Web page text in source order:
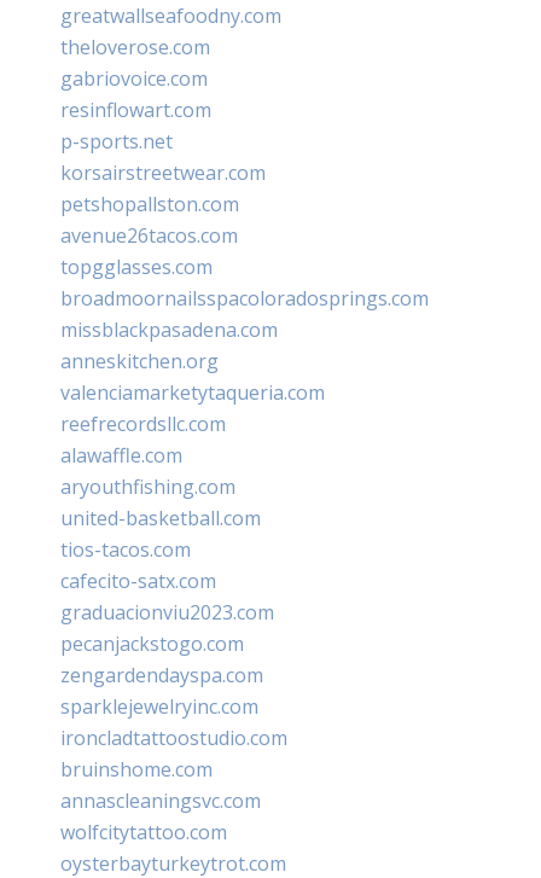
greatwallseafoodny.com
theloverose.com
gabriovoice.com
resinflowart.com
p-sports.net
korsairstreetwear.com
petshopallston.com
avenue26tacos.com
topgglasses.com
broadmoornailsspacoloradosprings.com
missblackpasadena.com
anneskitchen.org
valenciamarketytaqueria.com
reefrecordsllc.com
alawaffle.com
aryouthfishing.com
united-basketball.com
tios-tacos.com
cafecito-satx.com
graduacionviu2023.com
pecanjackstogo.com
zengardendayspa.com
sparklejewelryinc.com
ironcladtattoostudio.com
bruinshome.com
annascleaningsvc.com
wolfcitytattoo.com
oysterbayturkeytrot.com